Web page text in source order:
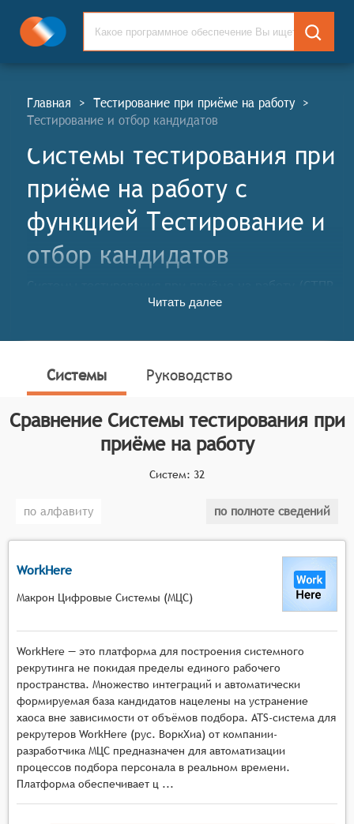
Главная > Тестирование при приёме на работу >
Тестирование и отбор кандидатов
Системы тестирования при
приёме на работу c
функцией Тестирование и
отбор кандидатов
англ. Pre-Employment Testing Systems, PET) – это
используемых работодателями для оценки
способностей потенциальных сотрудников. Эти
системы играют важную роль в процессе найма,
помогая компаниям определить наиболее
квалифицированных и подходящих кандидатов на
открытые позиции.
Классификатор программных продуктов Соваре
для систем. Для того чтобы соответствовать
категории систем тестирования при приёме на
функциональные возможности:
Создание тестов: Системы должны
предоставлять инструменты для создания
различных типов тестов, включая тесты на
знание предметной области, психологические
тесты, тесты на логику и другие.
Настройка параметров теста: Системы должны
позволять настраивать параметры теста, такие
как количество вопросов, время на
прохождение теста, критерии прохождения и
т.д.
Читать далее
Системы Руководство
Сравнение Системы тестирования при
приёме на работу
Систем: 32
по алфавиту по полноте сведений
WorkHere
Макрон Цифровые Системы (МЦС)
WorkHere — это платформа для построения системного
рекрутинга не покидая пределы единого рабочего
пространства. Множество интеграций и автоматически
формируемая база кандидатов нацелены на устранение
хаоса вне зависимости от объёмов подбора. ATS-система для
рекрутеров WorkHere (рус. ВоркХиа) от компании-
разработчика МЦС предназначен для автоматизации
процессов подбора персонала в реальном времени.
Платформа обеспечивает ц ...